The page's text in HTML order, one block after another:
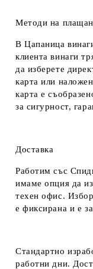
Методи на
В Цапаница
клиента винаги
да изберете
карта или
карта е
за сигурност,
Доставка
Работим със
имаме опция да
техен офис.
е фиксирана и е
Стандартно
работни дни.